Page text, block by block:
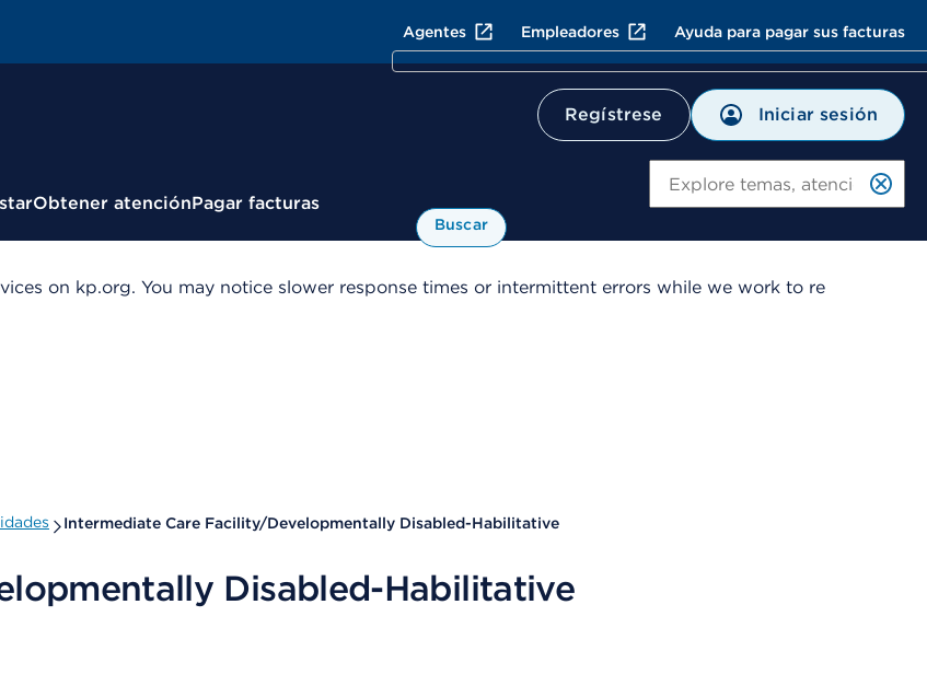
Agentes Empleadores Ayuda para pagar sus facturas
Regístrese Iniciar sesión
Obtener atenciónPagar facturas
Buscar
on kp.org. You may notice slower response times or intermittent errors while we work to re
Intermediate Care Facility/Developmentally Disabled-Habilitative
Disabled-Habilitative